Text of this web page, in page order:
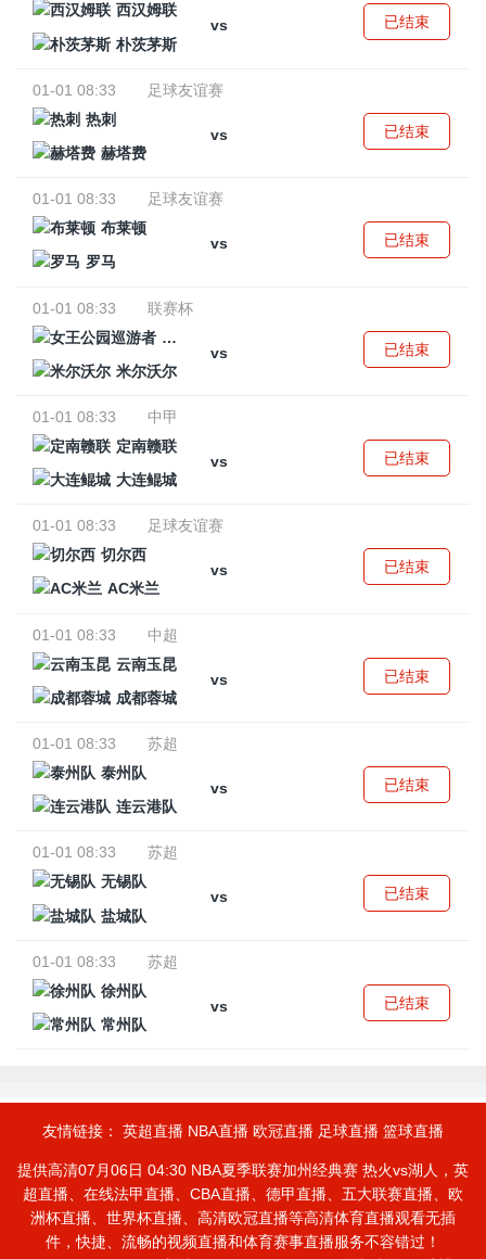
西汉姆联
vs
朴茨茅斯
已结束
01-01 08:33
足球友谊赛
热刺
vs
赫塔费
已结束
01-01 08:33
足球友谊赛
布莱顿
vs
罗马
已结束
01-01 08:33
联赛杯
女王公园巡游者
vs
米尔沃尔
已结束
01-01 08:33
中甲
定南赣联
vs
大连鲲城
已结束
01-01 08:33
足球友谊赛
切尔西
vs
AC米兰
已结束
01-01 08:33
中超
云南玉昆
vs
成都蓉城
已结束
01-01 08:33
苏超
泰州队
vs
连云港队
已结束
01-01 08:33
苏超
无锡队
vs
盐城队
已结束
01-01 08:33
苏超
徐州队
vs
常州队
已结束
友情链接： 英超直播 NBA直播 欧冠直播 足球直播 篮球直播
提供高清07月06日 04:30 NBA夏季联赛加州经典赛 热火vs湖人，英
超直播、在线法甲直播、CBA直播、德甲直播、五大联赛直播、欧
洲杯直播、世界杯直播、高清欧冠直播等高清体育直播观看无插
件，快捷、流畅的视频直播和体育赛事直播服务不容错过！